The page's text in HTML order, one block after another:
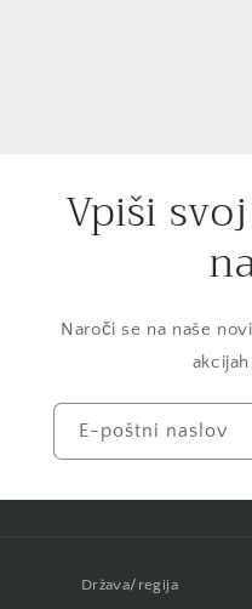
Vpiši
Naroči se na naše
E-poštni naslov
Država/regija